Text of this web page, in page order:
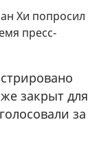
Хи попросил
пресс-
закрыт для
за